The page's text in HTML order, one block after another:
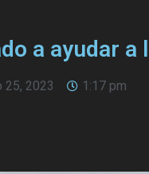
a ayudar
25, 2023 1:17 pm